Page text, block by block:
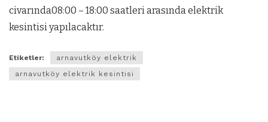
civarında08:00 – 18:00 saatleri arasında elektrik
kesintisi yapılacaktır.
Etiketler:
arnavutköy elektrik
arnavutköy elektrik kesintisi